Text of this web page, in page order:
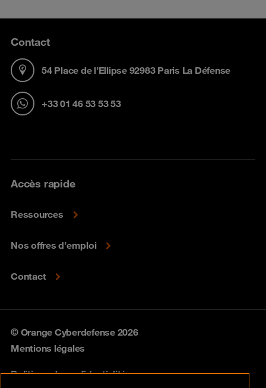
Contact
54 Place de l’Ellipse 92983 Paris La Défense
+33 01 46 53 53 53
Accès rapide
Ressources
Nos offres d’emploi
Contact
© Orange Cyberdefense 2026
Mentions légales
Politique de confidentialité